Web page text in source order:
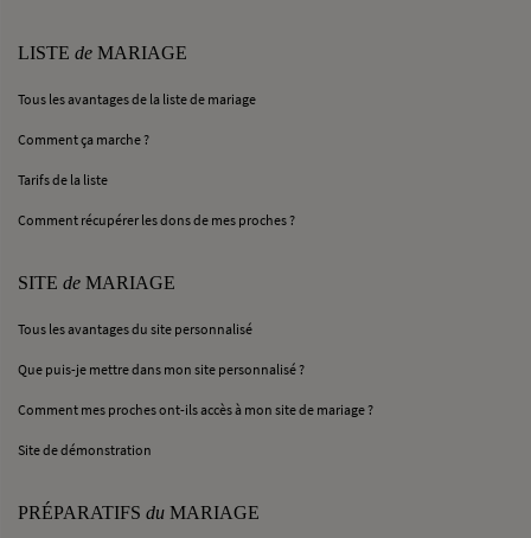
LISTE de MARIAGE
Tous les avantages de la liste de mariage
Comment ça marche ?
Tarifs de la liste
Comment récupérer les dons de mes proches ?
SITE de MARIAGE
Tous les avantages du site personnalisé
Que puis-je mettre dans mon site personnalisé ?
Comment mes proches ont-ils accès à mon site de mariage ?
Site de démonstration
PRÉPARATIFS du MARIAGE